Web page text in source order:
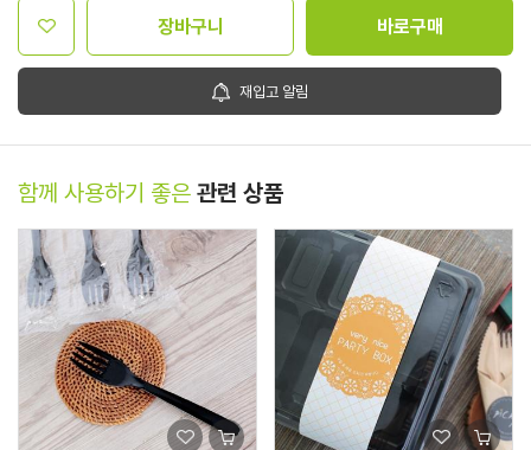
장바구니 바로구매
재입고 알림
함께 사용하기 좋은 관련 상품